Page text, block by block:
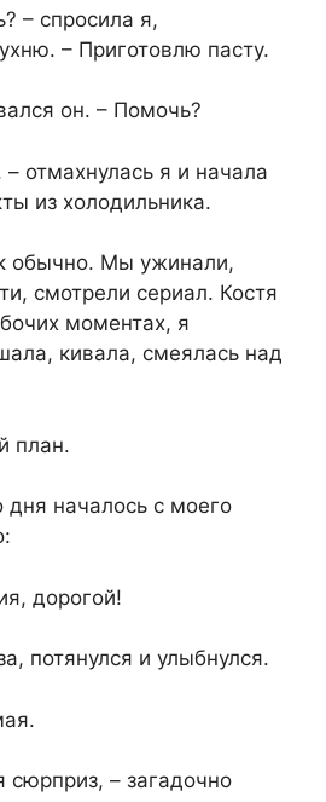
– спросила я,
– Приготовлю пасту.
он. – Помочь?
отмахнулась я и начала
из холодильника.
обычно. Мы ужинали,
смотрели сериал. Костя
моментах, я
кивала, смеялась над
план.
началось с моего
дорогой!
потянулся и улыбнулся.
сюрприз, – загадочно